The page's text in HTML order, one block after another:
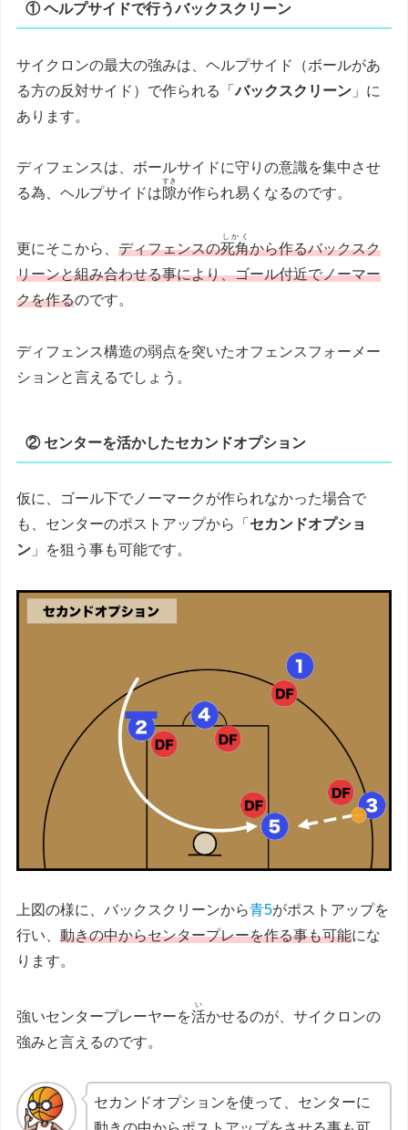
① ヘルプサイドで行うバックスクリーン
サイクロンの最大の強みは、ヘルプサイド（ボールがあ
る方の反対サイド）で作られる「バックスクリーン 」に
あります。
ディフェンスは、ボールサイドに守りの意識を集中させ
る為、ヘルプサイドは隙
すき
が作られ易くなるのです。
更にそこから、ディフェンスの死角
しかく
から作るバックスク
リーンと組み合わせる事により、ゴール付近でノーマー
クを作るのです。
ディフェンス構造の弱点を突いたオフェンスフォーメー
ションと言えるでしょう。
② センターを活かしたセカンドオプション
仮に、ゴール下でノーマークが作られなかった場合で
も、センターのポストアップから「 セカンドオプショ
ン 」を狙う事も可能です。
上図の様に、バックスクリーンから青5がポストアップを
行い、動きの中からセンタープレーを作る事も可能にな
ります。
強いセンタープレーヤーを活
い
かせるのが、サイクロンの
強みと言えるのです。
セカンドオプションを使って、センターに